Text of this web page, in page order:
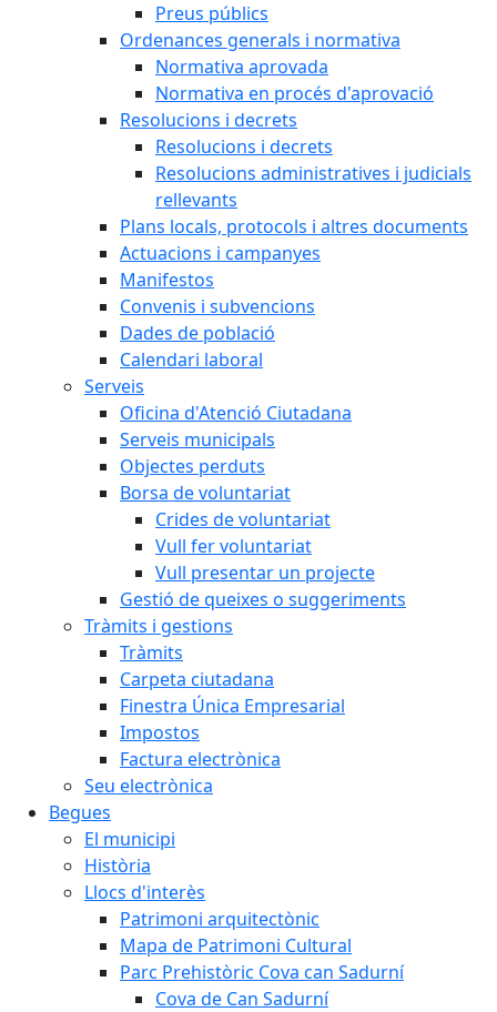
Preus públics
Ordenances generals i normativa
Normativa aprovada
Normativa en procés d'aprovació
Resolucions i decrets
Resolucions i decrets
Resolucions administratives i judicials
rellevants
Plans locals, protocols i altres documents
Actuacions i campanyes
Manifestos
Convenis i subvencions
Dades de població
Calendari laboral
Serveis
Oficina d'Atenció Ciutadana
Serveis municipals
Objectes perduts
Borsa de voluntariat
Crides de voluntariat
Vull fer voluntariat
Vull presentar un projecte
Gestió de queixes o suggeriments
Tràmits i gestions
Tràmits
Carpeta ciutadana
Finestra Única Empresarial
Impostos
Factura electrònica
Seu electrònica
Begues
El municipi
Història
Llocs d'interès
Patrimoni arquitectònic
Mapa de Patrimoni Cultural
Parc Prehistòric Cova can Sadurní
Cova de Can Sadurní